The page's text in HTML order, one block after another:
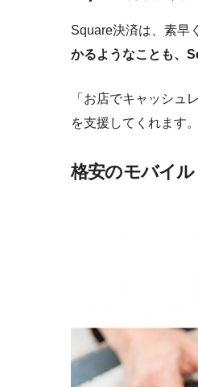
Square決済は、素早
かるようなことも、
「お店でキャッシュ
を支援してくれます。
格安のモバイ